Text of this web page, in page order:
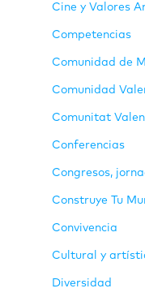
Cine y Valores
Competencias
Comunidad de
Comunidad
Comunitat
Conferencias
Congresos,
Construye Tu
Convivencia
Cultural y
Diversidad